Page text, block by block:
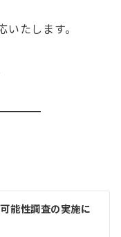
たします。
能性調査の実施に